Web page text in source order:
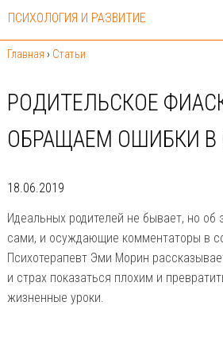
ПСИХОЛОГИЯ И РАЗВИТИЕ
Главная › Статьи
РОДИТЕЛЬСКОЕ
ОБРАЩАЕМ ОШИБКИ
18.06.2019
Идеальных родителей не бывает, но
сами, и осуждающие комментаторы в
Психотерапевт Эми Морин
и страх показаться плохим и
жизненные уроки.